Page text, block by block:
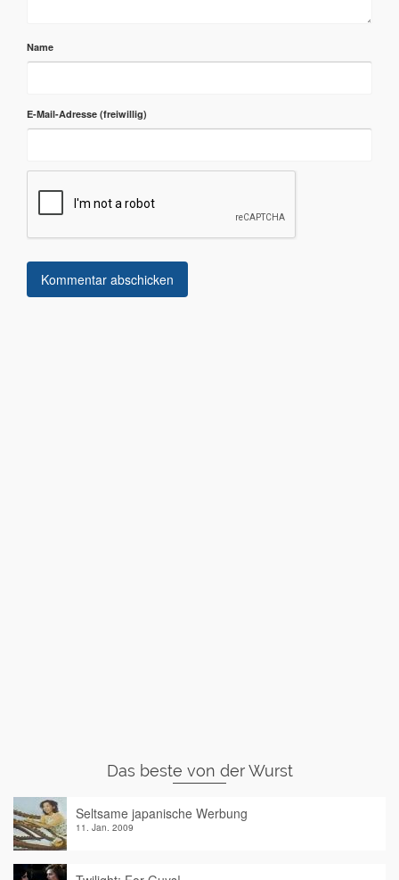
Name
E-Mail-Adresse
Das beste von der Wurst
Seltsame japanische Werbung
11. Jan. 2009